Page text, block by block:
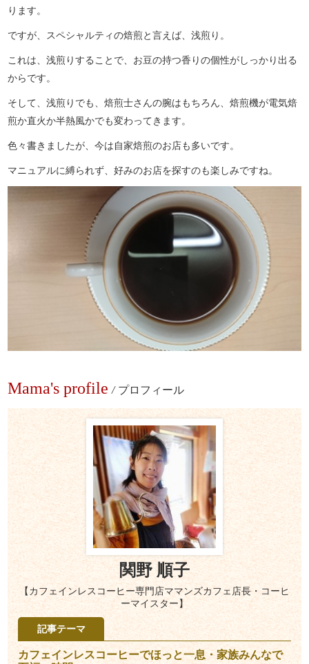
ります。
ですが、スペシャルティの焙煎と言えば、浅煎り。
これは、浅煎りすることで、お豆の持つ香りの個性がしっかり出る
からです。
そして、浅煎りでも、焙煎士さんの腕はもちろん、焙煎機が電気焙
煎か直火か半熱風かでも変わってきます。
色々書きましたが、今は自家焙煎のお店も多いです。
マニュアルに縛られず、好みのお店を探すのも楽しみですね。
Mama's profile / プロフィール
関野 順子
【カフェインレスコーヒー専門店ママンズカフェ店長・コーヒ
ーマイスター】
記事テーマ
カフェインレスコーヒーでほっと一息・家族みんなで